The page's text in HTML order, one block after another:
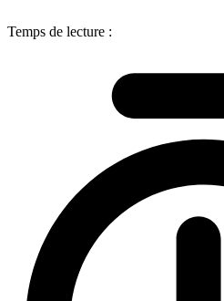
Temps de lecture :